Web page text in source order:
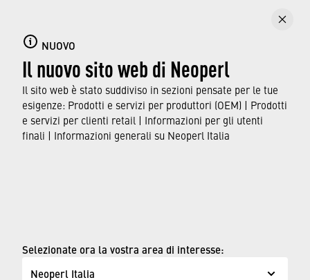
NUOVO
Il nuovo sito web di Neoperl
Il sito web è stato suddiviso in sezioni pensate per le tue
esigenze: Prodotti e servizi per produttori (OEM) | Prodotti
e servizi per clienti retail | Informazioni per gli utenti
finali | Informazioni generali su Neoperl Italia
Selezionate ora la vostra area di interesse:
Neoperl Italia
In occasione di MCE 2026 Neoperl presenterà
tecnologie avanzate per l'uso responsabile
dell'acqua, tra cui aeratori e regolatori di portata.
Mostra Convegno 2026
24-27/03 Pad. 10 – Stand C37 Pad. 03 – Stand F27
Condizioni d'uso